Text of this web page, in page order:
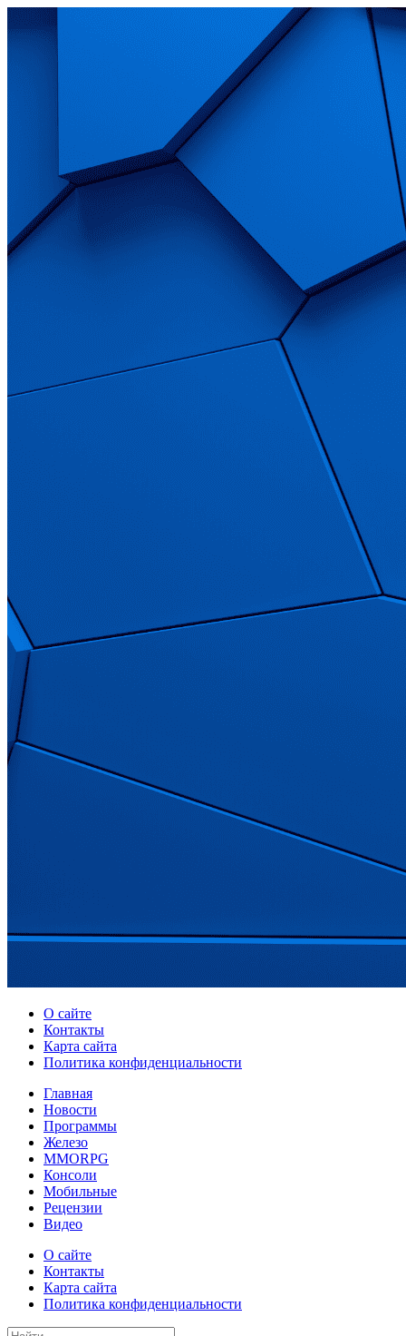
О сайте
Контакты
Карта сайта
Политика конфиденциальности
Главная
Новости
Программы
Железо
MMORPG
Консоли
Мобильные
Рецензии
Видео
О сайте
Контакты
Карта сайта
Политика конфиденциальности